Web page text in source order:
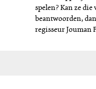
spelen? Kan ze die
beantwoorden,
regisseur Jouman